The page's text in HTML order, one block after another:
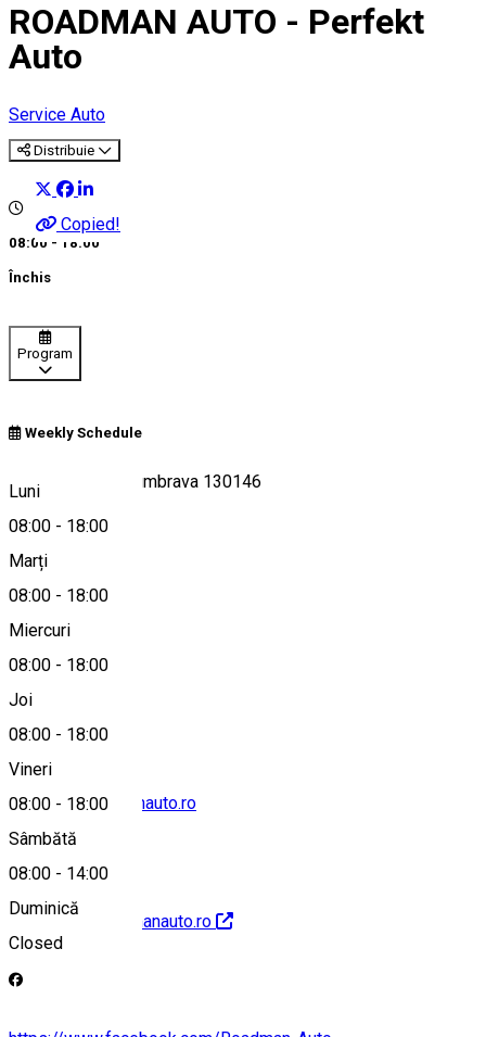
ROADMAN AUTO - Perfekt
Auto
Service Auto
Distribuie
Copied!
08:00 - 18:00
Închis
Program
Weekly Schedule
Luni
08:00 - 18:00
Marți
08:00 - 18:00
Miercuri
08:00 - 18:00
Joi
08:00 - 18:00
Vineri
08:00 - 18:00
Sâmbătă
08:00 - 14:00
Duminică
Closed
Roadman Auto Dumbrava 130146
Hartă
service@roadmanauto.ro
http://www.roadmanauto.ro